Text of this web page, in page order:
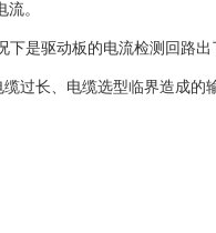
。
下是驱动板的电流检测回路
过长、电缆选型临界造成